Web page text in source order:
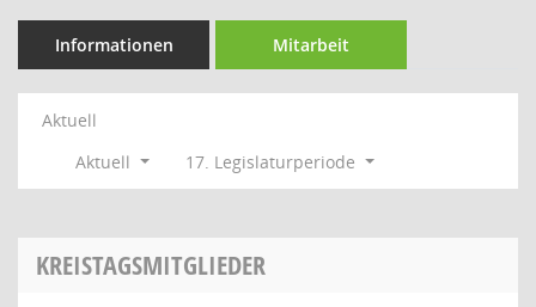
Informationen Mitarbeit
Aktuell
Aktuell
17. Legislaturperiode
KREISTAGSMITGLIEDER